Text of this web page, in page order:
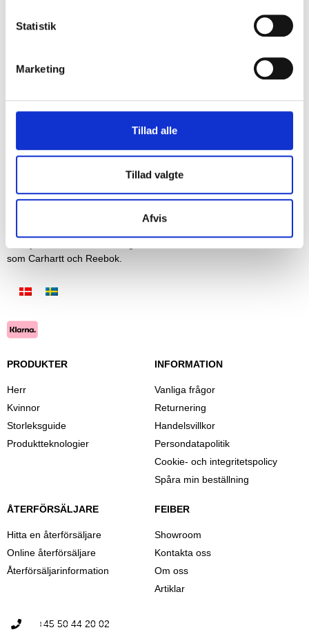
Statistik
Marketing
Tillad alle
Tillad valgte
Afvis
REGISTRERA
som Carhartt och Reebok.
PRODUKTER
Herr
Kvinnor
Storleksguide
Produktteknologier
INFORMATION
Vanliga frågor
Returnering
Handelsvillkor
Persondatapolitik
Cookie- och integritetspolicy
Spåra min beställning
ÅTERFÖRSÄLJARE
Hitta en återförsäljare
Online återförsäljare
Återförsäljarinformation
FEIBER
Showroom
Kontakta oss
Om oss
Artiklar
+45 50 44 20 02